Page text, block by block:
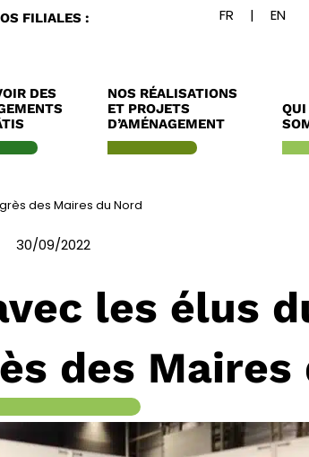
FILIALES :
DES
NOS RÉALISATIONS
ET PROJETS
D’AMÉNAGEMENT
QUI
des Maires du Nord
30/09/2022
les élus
des Maires